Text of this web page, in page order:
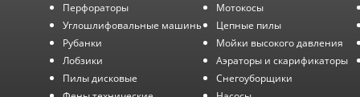
Перфораторы
Углошлифовальные машины
Рубанки
Лобзики
Пилы дисковые
Мотокосы
Цепные пилы
Мойки высокого давления
Аэраторы и скарификаторы
Снегоуборщики